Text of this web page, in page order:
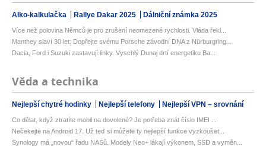
Alko-kalkulačka Rallye Dakar 2025 Dálniční známka 2025
Více než polovina Němců je pro zrušení neomezené rychlosti. Vláda řekl...
Manthey slaví 30 let: Dopřejte svému Porsche závodní DNA z Nürburgring...
Dacia, Ford i Suzuki zastavují linky. Vyschlý Dunaj drtí energetiku Ba...
Věda a technika
Nejlepší chytré hodinky Nejlepší telefony Nejlepší VPN – srovnání
Co dělat, když ztratíte mobil na dovolené? Je potřeba znát číslo IMEI ...
Nečekejte na Android 17. Už teď si můžete ty nejlepší funkce vyzkoušet...
Synology má „novou“ řadu NASů. Modely Neo+ lákají výkonem, SSD a vyměn...